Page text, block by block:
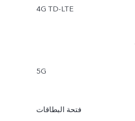
4G TD-LTE
5G
فتحة البطاقات